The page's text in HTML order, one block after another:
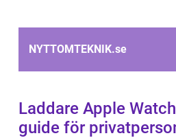
NYTTOMTEKNIK.se
Laddare Apple
guide för